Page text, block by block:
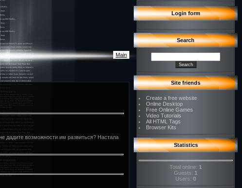
Main
дадите возможности им развиться? Настала
Login form
Search
Site friends
Create a free website
Online Desktop
Free Online Games
Video Tutorials
All HTML Tags
Browser Kits
Statistics
Total online: 1
Guests: 1
Users: 0